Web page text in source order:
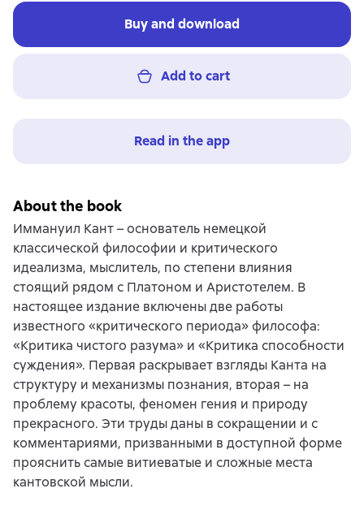
Buy and download
Add to cart
Read in the app
About the book
Иммануил Кант – основатель немецкой
классической философии и критического
идеализма, мыслитель, по степени влияния
стоящий рядом с Платоном и Аристотелем. В
настоящее издание включены две работы
известного «критического периода» философа:
«Критика чистого разума» и «Критика способности
суждения». Первая раскрывает взгляды Канта на
структуру и механизмы познания, вторая – на
проблему красоты, феномен гения и природу
прекрасного. Эти труды даны в сокращении и с
комментариями, призванными в доступной форме
прояснить самые витиеватые и сложные места
кантовской мысли.